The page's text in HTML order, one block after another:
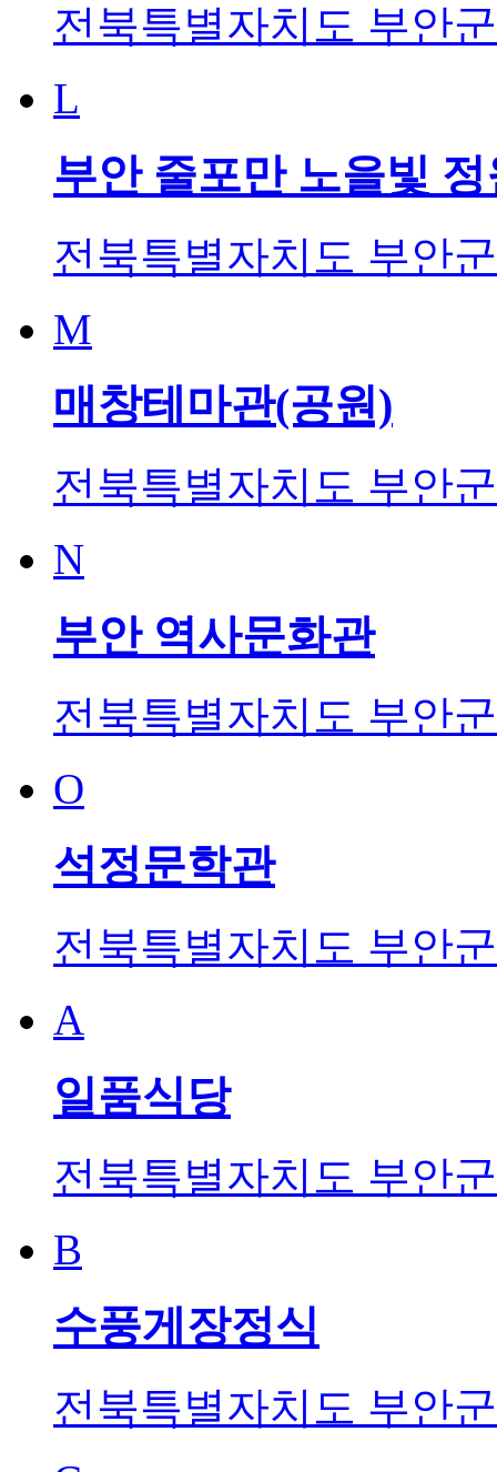
전북특별자치도 부안
L
부안 줄포만 노을빛 정
전북특별자치도 부안
M
매창테마관(공원)
전북특별자치도 부안
N
부안 역사문화관
전북특별자치도 부안
O
석정문학관
전북특별자치도 부안
A
일품식당
전북특별자치도 부안
B
수풍게장정식
전북특별자치도 부안